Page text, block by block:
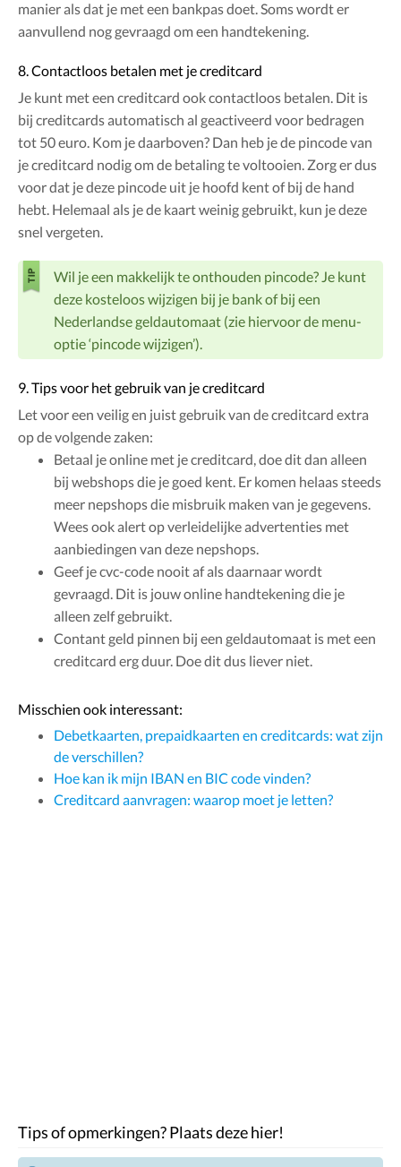
manier als dat je met een bankpas doet. Soms wordt er
aanvullend nog gevraagd om een handtekening.
8. Contactloos betalen met je creditcard
Je kunt met een creditcard ook contactloos betalen. Dit is
bij creditcards automatisch al geactiveerd voor bedragen
tot 50 euro. Kom je daarboven? Dan heb je de pincode van
je creditcard nodig om de betaling te voltooien. Zorg er dus
voor dat je deze pincode uit je hoofd kent of bij de hand
hebt. Helemaal als je de kaart weinig gebruikt, kun je deze
snel vergeten.
Wil je een makkelijk te onthouden pincode? Je kunt
deze kosteloos wijzigen bij je bank of bij een
Nederlandse geldautomaat (zie hiervoor de menu-
optie ‘pincode wijzigen’).
9. Tips voor het gebruik van je creditcard
Let voor een veilig en juist gebruik van de creditcard extra
op de volgende zaken:
Betaal je online met je creditcard, doe dit dan alleen
bij webshops die je goed kent. Er komen helaas steeds
meer nepshops die misbruik maken van je gegevens.
Wees ook alert op verleidelijke advertenties met
aanbiedingen van deze nepshops.
Geef je cvc-code nooit af als daarnaar wordt
gevraagd. Dit is jouw online handtekening die je
alleen zelf gebruikt.
Contant geld pinnen bij een geldautomaat is met een
creditcard erg duur. Doe dit dus liever niet.
Misschien ook interessant:
Debetkaarten, prepaidkaarten en creditcards: wat zijn
de verschillen?
Hoe kan ik mijn IBAN en BIC code vinden?
Creditcard aanvragen: waarop moet je letten?
Tips of opmerkingen? Plaats deze hier!